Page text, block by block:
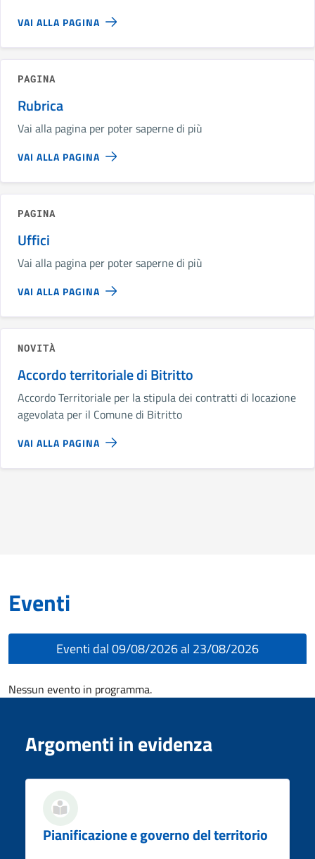
VAI ALLA PAGINA
PAGINA
Rubrica
Vai alla pagina per poter saperne di più
VAI ALLA PAGINA
PAGINA
Uffici
Vai alla pagina per poter saperne di più
VAI ALLA PAGINA
NOVITÀ
Accordo territoriale di Bitritto
Accordo Territoriale per la stipula dei contratti di locazione
agevolata per il Comune di Bitritto
VAI ALLA PAGINA
Eventi
Eventi dal 09/08/2026 al 23/08/2026
Nessun evento in programma.
Argomenti in evidenza
Pianificazione e governo del territorio